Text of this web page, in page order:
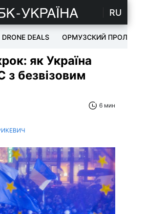
RU
DRONE DEALS ОРМУЗСКИЙ ПРОЛИВ
як Україна
з безвізовим
6 мин